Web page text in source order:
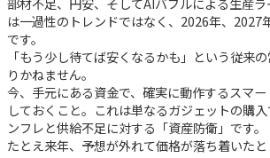
は一過性のトレンドではなく、2026年、2027
です。
「もう少し待てば安くなるかも」という従来
りかねません。
今、手元にある資金で、確実に動作するスマ
しておくこと。これは単なるガジェットの購
ンフレと供給不足に対する「資産防衛」です。
たとえ来年、予想が外れて価格が落ち着いた